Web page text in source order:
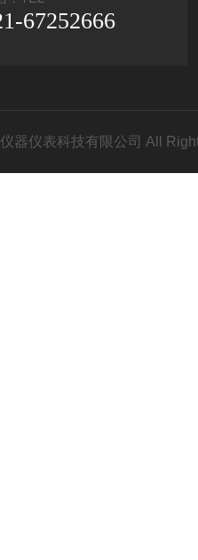
67252666
器仪表科技有限公司 All